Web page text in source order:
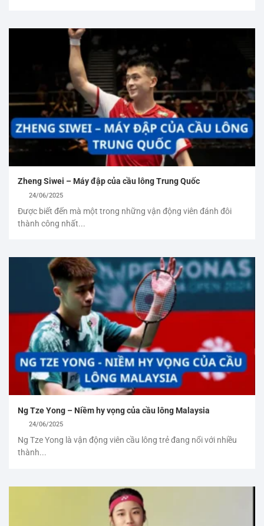
Zheng Siwei – Máy đập của cầu lông Trung Quốc
24/06/2025
Được biết đến mà một trong những vận động viên đánh đôi
thành công nhất...
Ng Tze Yong – Niềm hy vọng của cầu lông Malaysia
24/06/2025
Ng Tze Yong là vận động viên cầu lông trẻ đang nổi với nhiều
thành...